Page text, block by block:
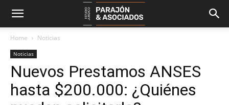
Home Noticias
Noticias
Nuevos Prestamos ANSES
hasta $200.000: ¿Quiénes